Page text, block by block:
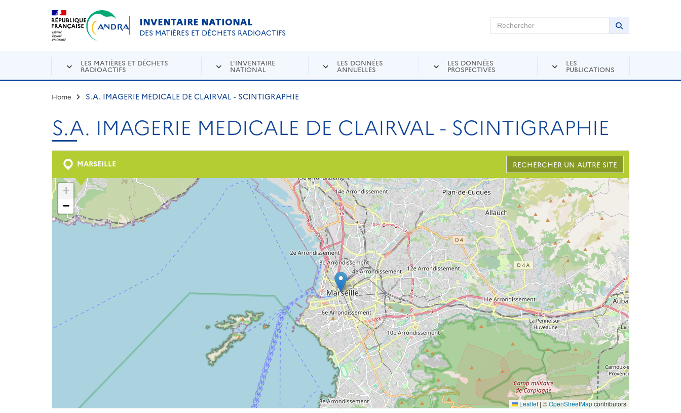
Aller au contenu principal
INVENTAIRE NATIONAL
DES MATIÈRES ET DÉCHETS RADIOACTIFS
Rechercher sur Andra Inventaire Rechercher
Lancer la
LES MATIÈRES ET DÉCHETS
RADIOACTIFS
L'INVENTAIRE
NATIONAL
LES DONNÉES
ANNUELLES
LES DONNÉES
PROSPECTIVES
LES
PUBLICATIONS
Home S.A. IMAGERIE MEDICALE DE CLAIRVAL - SCINTIGRAPHIE
S.A. IMAGERIE MEDICALE DE CLAIRVAL - SCINTIGRAPHIE
MARSEILLE RECHERCHER UN AUTRE SITE
+
−
Leaflet | ©OpenStreetMapcontributors